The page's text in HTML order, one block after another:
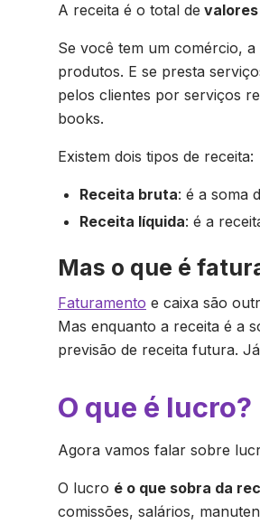
A receita é o total de
Se você tem um comércio,
produtos. E se presta
pelos clientes por serviços
books.
Existem dois tipos de receita:
Receita bruta: é a soma
Receita líquida: é a
Mas o que é
Faturamento e caixa são
Mas enquanto a receita é a
previsão de receita futura.
O que é lucro?
Agora vamos falar sobre
O lucro é o que sobra da
comissões, salários,